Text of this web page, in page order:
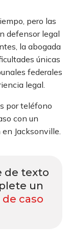
pero las
defensor legal
la abogada
únicas
federales
legal.
por teléfono
con un
Jacksonville.
de texto
un
caso